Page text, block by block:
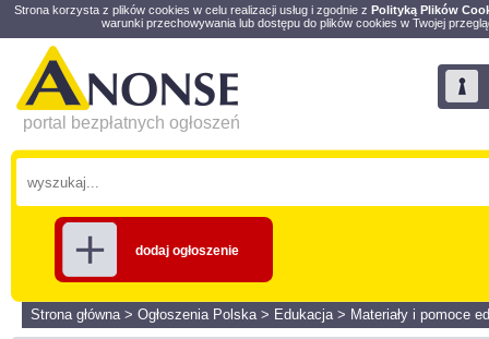
Strona korzysta z plików cookies w celu realizacji usług i zgodnie z Polityką Plików
warunki przechowywania lub dostępu do plików cookies w Twojej
portal bezpłatnych ogłoszeń
dodaj ogłoszenie
Strona główna> Ogłoszenia Polska> Edukacja> Materiały i pomoce